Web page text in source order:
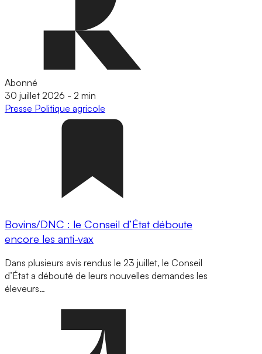
Abonné
30 juillet 2026 - 2 min
Presse Politique agricole
Bovins/DNC : le Conseil d’État déboute
encore les anti-vax
Dans plusieurs avis rendus le 23 juillet, le Conseil
d’État a débouté de leurs nouvelles demandes les
éleveurs…